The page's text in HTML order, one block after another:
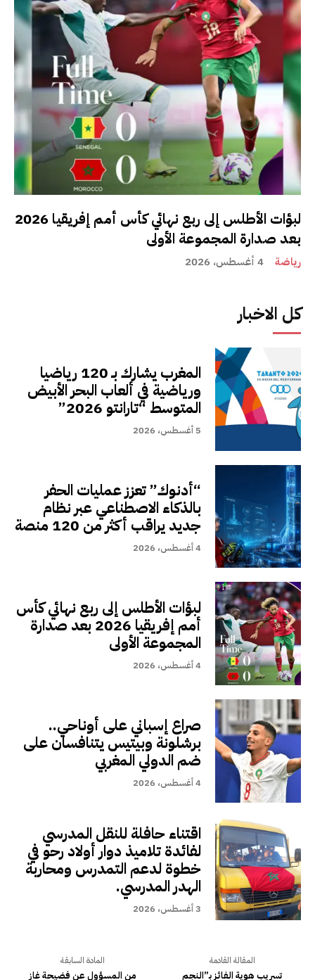
لبؤات الأطلس إلى ربع نهائي كأس أمم إفريقيا 2026
بعد صدارة المجموعة الأولى
رياضة 4 أغسطس، 2026
كل الاخبار
المغرب يشارك بـ 120 رياضيا
ورياضية في ألعاب البحر الأبيض
المتوسط “تارانتو 2026”
5 أغسطس، 2026
“أدنوك” تعزز عمليات الحفر
بالذكاء الاصطناعي عبر نظام
جديد يراقب أكثر من 120 منصة
4 أغسطس، 2026
لبؤات الأطلس إلى ربع نهائي كأس
أمم إفريقيا 2026 بعد صدارة
المجموعة الأولى
4 أغسطس، 2026
صراع إسباني على أوناحي..
برشلونة وبيتيس يتنافسان على
ضم الدولي المغربي
4 أغسطس، 2026
اقتناء حافلة للنقل المدرسي
لفائدة تلاميذ دوار أولاد رحو في
خطوة لدعم التمدرس ومحاربة
الهدر المدرسي.
3 أغسطس، 2026
المادة السابقة
من المسؤول عن فضيحة غاز
المقالة القادمة
تسريب هوية الفائز بـ”النجم